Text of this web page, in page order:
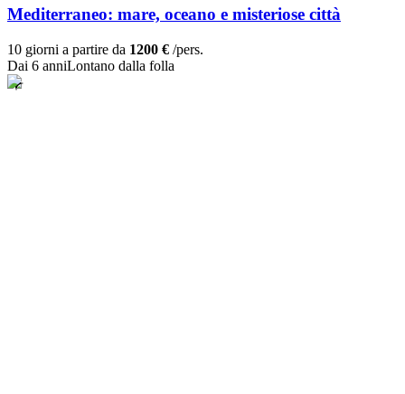
Mediterraneo: mare, oceano e misteriose città
10 giorni a partire da 1200 € /pers.
Dai 6 anniLontano dalla folla